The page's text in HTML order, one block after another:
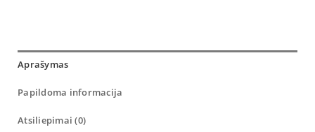
Aprašymas
Papildoma informacija
Atsiliepimai (0)